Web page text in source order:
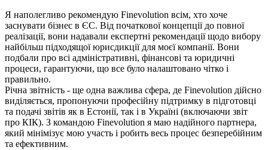
Я наполегливо рекомендую Finevolution всім, хто хоче
заснувати бізнес в ЄС. Від початкової концепції до повної
реалізації, вони надавали експертні рекомендації щодо вибору
найбільш підходящої юрисдикції для моєї компанії. Вони
подбали про всі адміністративні, фінансові та юридичні
процеси, гарантуючи, що все було налаштовано чітко і
правильно.
Річна звітність - ще одна важлива сфера, де Finevolution дійсно
виділяється, пропонуючи професійну підтримку в підготовці
та подачі звітів як в Естонії, так і в Україні (включаючи звіт
про КІК). З командою Finevolution я маю надійного партнера,
який мінімізує мою участь і робить весь процес безперебійним
та ефективним.